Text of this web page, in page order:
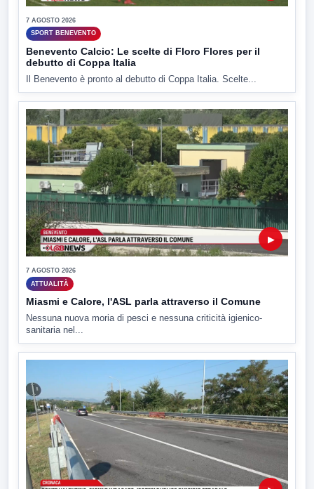
7 AGOSTO 2026
SPORT BENEVENTO
Benevento Calcio: Le scelte di Floro Flores per il
debutto di Coppa Italia
Il Benevento è pronto al debutto di Coppa Italia. Scelte...
▶
7 AGOSTO 2026
ATTUALITÀ
Miasmi e Calore, l'ASL parla attraverso il Comune
Nessuna nuova moria di pesci e nessuna criticità igienico-
sanitaria nel...